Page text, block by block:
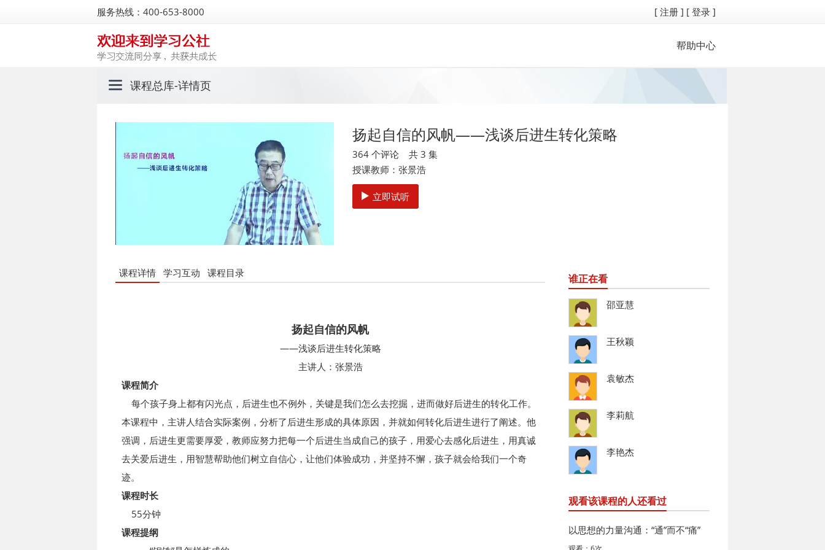
服务热线：400-653-8000 [ 注册 ] [ 登录 ]
帮助中心
课程总库-详情页
扬起自信的风帆——浅谈后进生转化策略
364 个评论 共 3 集
授课教师：张景浩
立即试听
课程详情 学习互动 课程目录
扬起自信的风帆
——浅谈后进生转化策略
主讲人：张景浩
课程简介
每个孩子身上都有闪光点，后进生也不例外，关键是我们怎么去挖掘，进而做好后进生的转化工作。
本课程中，主讲人结合实际案例，分析了后进生形成的具体原因，并就如何转化后进生进行了阐述。他
强调，后进生更需要厚爱，教师应努力把每一个后进生当成自己的孩子，用爱心去感化后进生，用真诚
去关爱后进生，用智慧帮助他们树立自信心，让他们体验成功，并坚持不懈，孩子就会给我们一个奇
迹。
课程时长
55分钟
课程提纲
谁正在看
邵亚慧
王秋颖
袁敏杰
李莉航
李艳杰
观看该课程的人还看过
以思想的力量沟通：“通”而不“痛”